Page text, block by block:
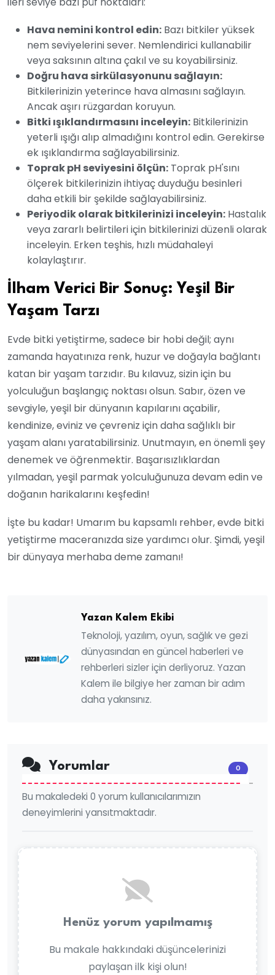
Hava nemini kontrol edin: Bazı bitkiler yüksek
nem seviyelerini sever. Nemlendirici kullanabilir
veya saksının altına çakıl ve su koyabilirsiniz.
Doğru hava sirkülasyonunu sağlayın:
Bitkilerinizin yeterince hava almasını sağlayın.
Ancak aşırı rüzgardan koruyun.
Bitki ışıklandırmasını inceleyin: Bitkilerinizin
yeterli ışığı alıp almadığını kontrol edin. Gerekirse
ek ışıklandırma sağlayabilirsiniz.
Toprak pH seviyesini ölçün: Toprak pH'sını
ölçerek bitkilerinizin ihtiyaç duyduğu besinleri
daha etkili bir şekilde sağlayabilirsiniz.
Periyodik olarak bitkilerinizi inceleyin: Hastalık
veya zararlı belirtileri için bitkilerinizi düzenli olarak
inceleyin. Erken teşhis, hızlı müdahaleyi
kolaylaştırır.
İlham Verici Bir Sonuç: Yeşil Bir
Yaşam Tarzı
Evde bitki yetiştirme, sadece bir hobi değil; aynı
zamanda hayatınıza renk, huzur ve doğayla bağlantı
katan bir yaşam tarzıdır. Bu kılavuz, sizin için bu
yolculuğun başlangıç noktası olsun. Sabır, özen ve
sevgiyle, yeşil bir dünyanın kapılarını açabilir,
kendinize, eviniz ve çevreniz için daha sağlıklı bir
yaşam alanı yaratabilirsiniz. Unutmayın, en önemli şey
denemek ve öğrenmektir. Başarısızlıklardan
yılmadan, yeşil parmak yolculuğunuza devam edin ve
doğanın harikalarını keşfedin!
İşte bu kadar! Umarım bu kapsamlı rehber, evde bitki
yetiştirme maceranızda size yardımcı olur. Şimdi, yeşil
bir dünyaya merhaba deme zamanı!
Yazan Kalem Ekibi
Teknoloji, yazılım, oyun, sağlık ve gezi
dünyasından en güncel haberleri ve
rehberleri sizler için derliyoruz. Yazan
Kalem ile bilgiye her zaman bir adım
daha yakınsınız.
Yorumlar 0
Bu makaledeki 0 yorum kullanıcılarımızın
deneyimlerini yansıtmaktadır.
Henüz yorum yapılmamış
Bu makale hakkındaki düşüncelerinizi
paylaşan ilk kişi olun!